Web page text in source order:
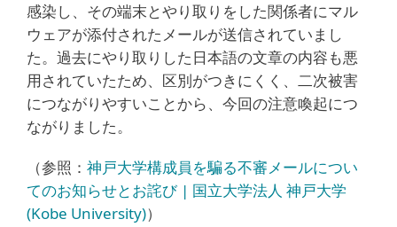
感染し、その端末とやり取りをした関係者にマル
ウェアが添付されたメールが送信されていまし
た。過去にやり取りした日本語の文章の内容も悪
用されていたため、区別がつきにくく、二次被害
につながりやすいことから、今回の注意喚起につ
ながりました。
（参照： 神戸大学構成員を騙る不審メールについ
てのお知らせとお詫び | 国立大学法人 神戸大学
(Kobe University)）